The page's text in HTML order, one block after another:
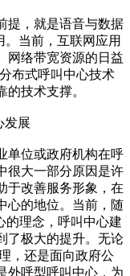
，就是语音与数据
。当前，互联网应用
网络带宽资源的日益
布式呼叫中心技术
技术支撑。
展
位或政府机构在呼
很大一部分原因是许
于改善服务形象，在
心的地位。当前，随
的理念，呼叫中心建
了极大的提升。无论
，还是面向政府公
外呼型呼叫中心，为